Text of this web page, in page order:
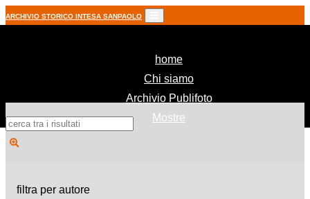
ARCHIVIO STORICO INTESA SANPAOLO
home(current)
Chi siamo
Archivio Publifoto
Mostre
filtra per autore